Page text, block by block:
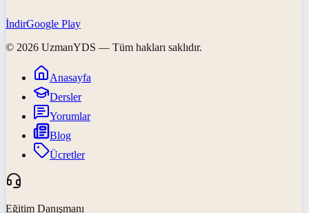
İndirGoogle Play
© 2026 UzmanYDS — Tüm hakları saklıdır.
Anasayfa
Dersler
Yorumlar
Blog
Ücretler
Eğitim Danışmanı